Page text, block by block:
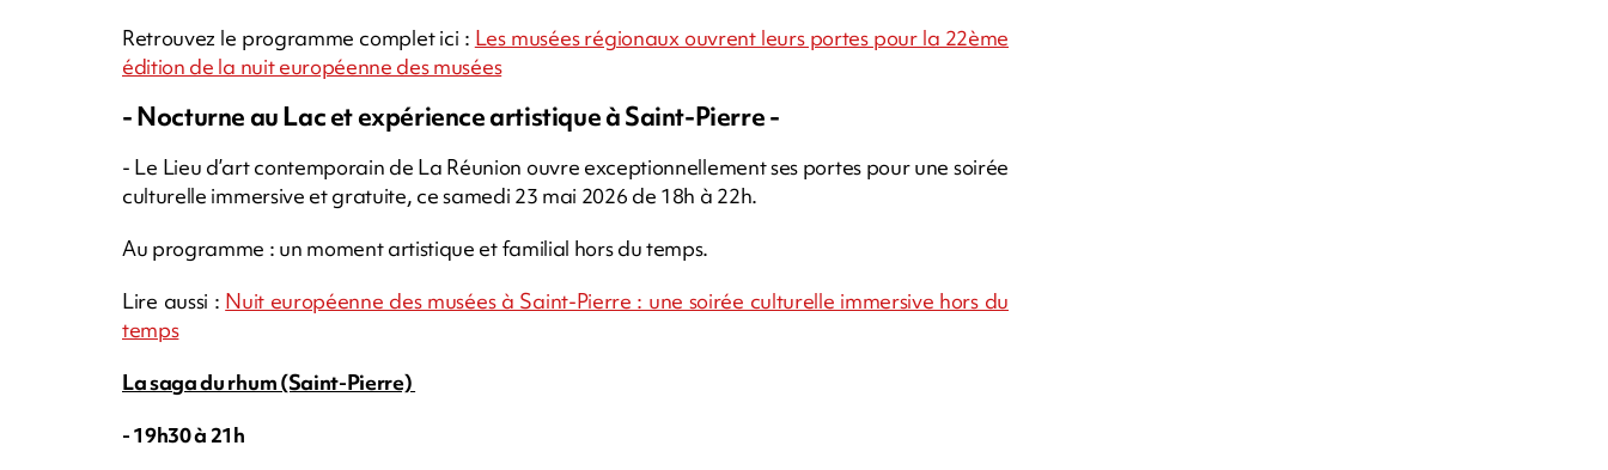
Retrouvez le programme complet ici : Les musées régionaux ouvrent leurs portes pour la 22ème
édition de la nuit européenne des musées
- Nocturne au Lac et expérience artistique à Saint-Pierre -
- Le Lieu d’art contemporain de La Réunion ouvre exceptionnellement ses portes pour une soirée
culturelle immersive et gratuite, ce samedi 23 mai 2026 de 18h à 22h.
Au programme : un moment artistique et familial hors du temps.
Lire aussi : Nuit européenne des musées à Saint-Pierre : une soirée culturelle immersive hors du
temps
La saga du rhum (Saint-Pierre)
- 19h30 à 21h